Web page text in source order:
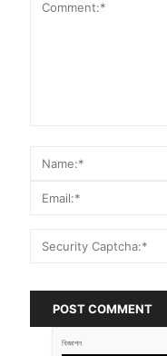
POST COMMENT
বিজ্ঞাপন